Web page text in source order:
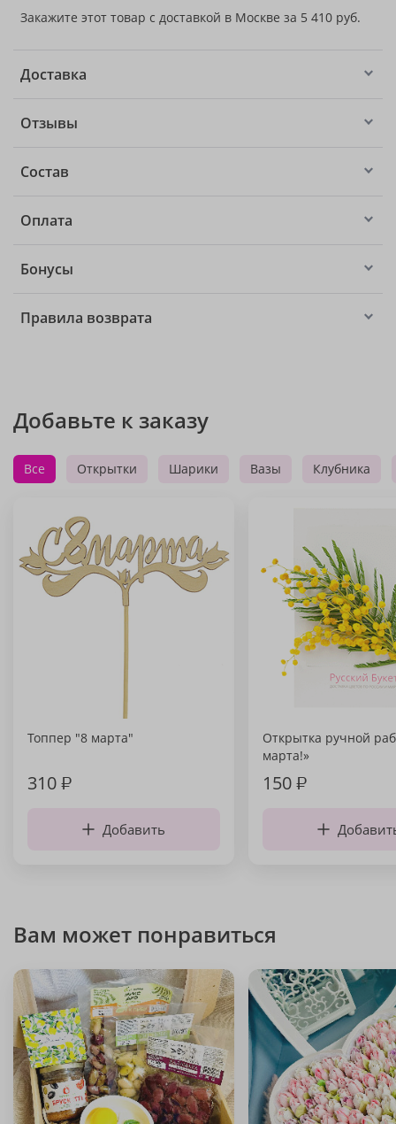
Закажите этот товар с доставкой в Москве за 5 410 руб.
Доставка
Отзывы
Состав
Оплата
Бонусы
Правила возврата
Добавьте к заказу
Все Открытки Шарики Вазы Клубника
Топпер "8 марта"
310₽
Добавить
Открытка ручной
марта!»
150₽
Вам может понравиться